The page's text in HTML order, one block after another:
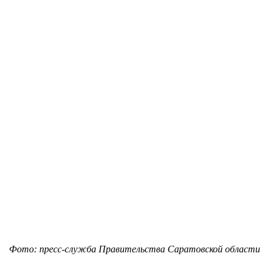
Фото: пресс-служба Правительства Саратовской области